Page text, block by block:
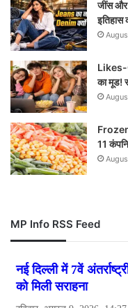
जींस और
इतिहास
Likes-
का मूड!
Frozen
11
MP Info RSS Feed